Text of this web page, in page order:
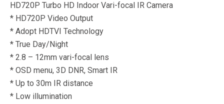
HD720P Turbo HD Indoor Vari-focal IR Camera
* HD720P Video Output
* Adopt HDTVI Technology
* True Day/Night
* 2.8 – 12mm vari-focal lens
* OSD menu, 3D DNR, Smart IR
* Up to 30m IR distance
* Low illumination